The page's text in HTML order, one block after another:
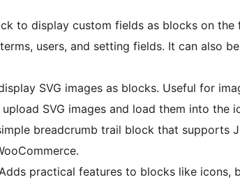
to display custom fields as blocks on
users, and setting fields. It can also
SVG images as blocks. Useful for
SVG images and load them into the
breadcrumb trail block that supports
practical features to blocks like icons,